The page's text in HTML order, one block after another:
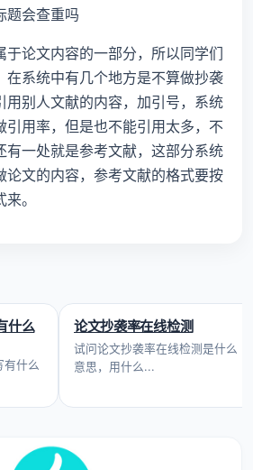
题会查重吗
于论文内容的一部分，所以同学们
在系统中有几个地方是不算做抄袭
用别人文献的内容，加引号，系统
引用率，但是也不能引用太多，不
有一处就是参考文献，这部分系统
论文的内容，参考文献的格式要按
。
什么
有什么
论文抄袭率在线检测
试问论文抄袭率在线检测是什么
意思，用什么...